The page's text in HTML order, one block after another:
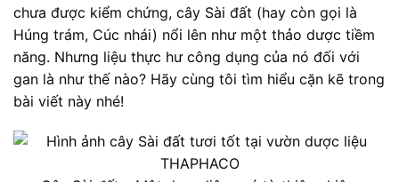
chưa được kiểm chứng, cây Sài đất (hay còn gọi là
Húng trám, Cúc nhái) nổi lên như một thảo dược tiềm
năng. Nhưng liệu thực hư công dụng của nó đối với
gan là như thế nào? Hãy cùng tôi tìm hiểu cặn kẽ trong
bài viết này nhé!